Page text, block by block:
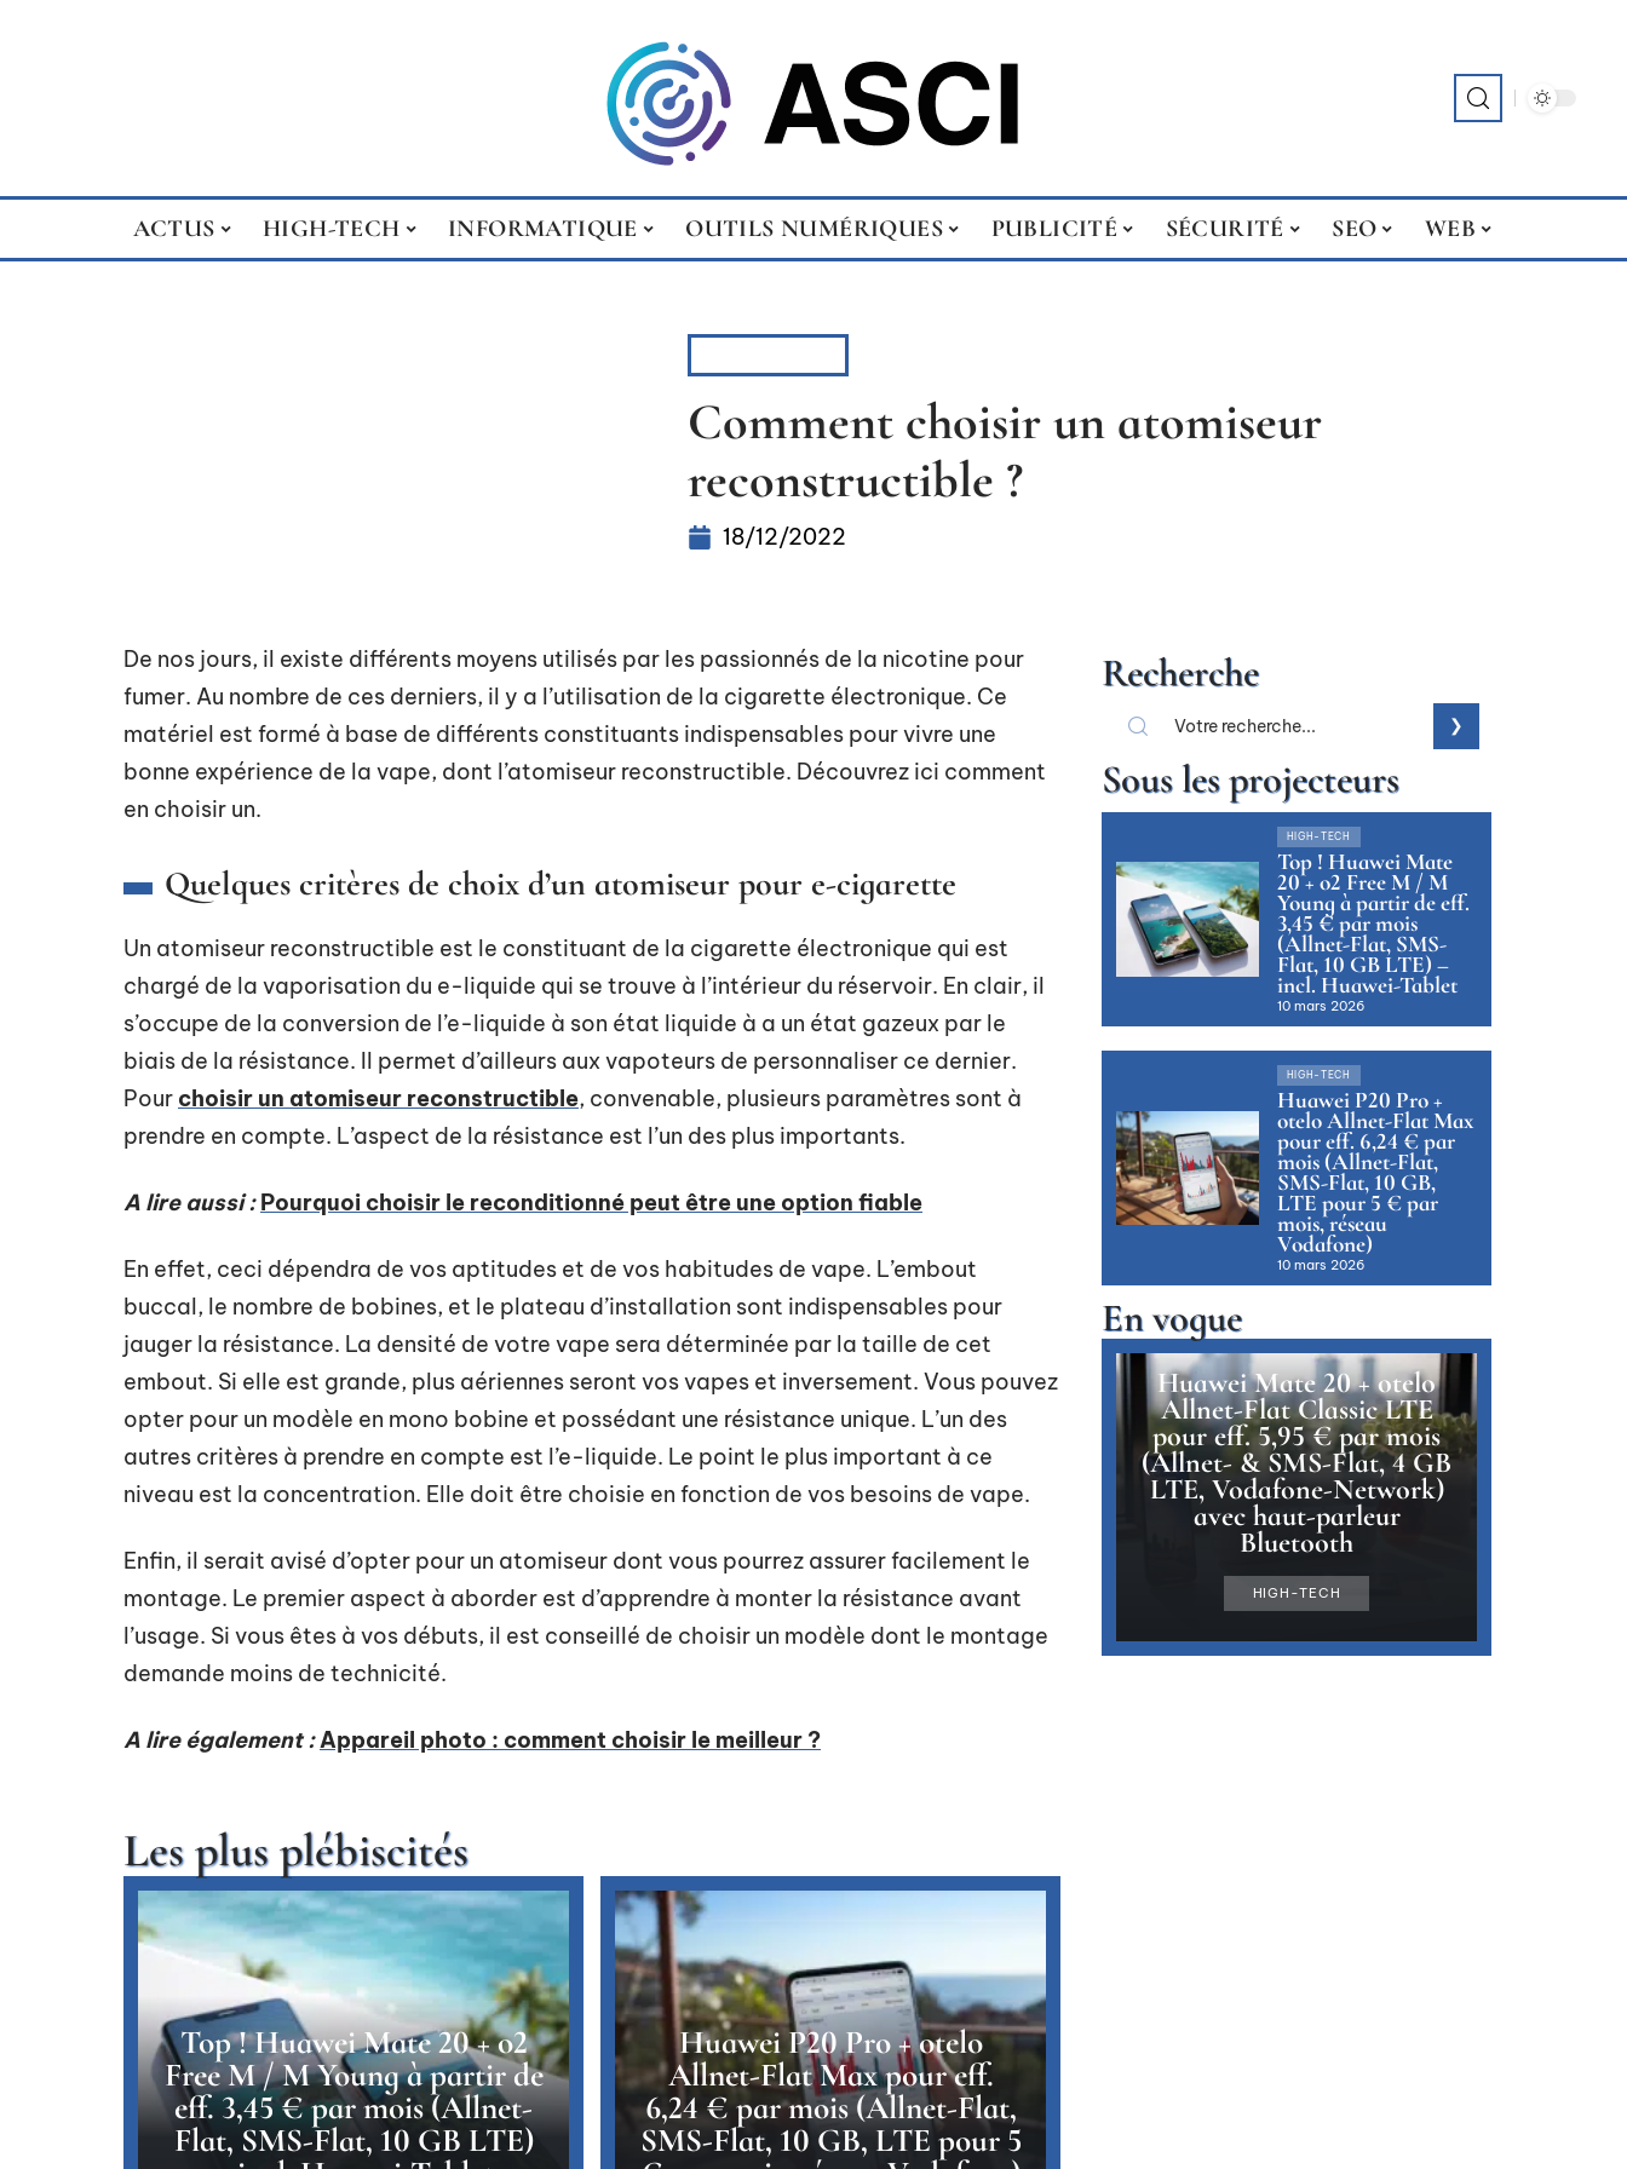
ACTUS HIGH-TECH INFORMATIQUE OUTILS NUMÉRIQUES PUBLICITÉ SÉCURITÉ SEO WEB
Comment choisir un atomiseur
reconstructible ?
18/12/2022
De nos jours, il existe différents moyens utilisés par les passionnés de la nicotine pour
fumer. Au nombre de ces derniers, il y a l’utilisation de la cigarette électronique. Ce
matériel est formé à base de différents constituants indispensables pour vivre une
bonne expérience de la vape, dont l’atomiseur reconstructible. Découvrez ici comment
en choisir un.
Quelques critères de choix d’un atomiseur pour e-cigarette
Un atomiseur reconstructible est le constituant de la cigarette électronique qui est
chargé de la vaporisation du e-liquide qui se trouve à l’intérieur du réservoir. En clair, il
s’occupe de la conversion de l’e-liquide à son état liquide à a un état gazeux par le
biais de la résistance. Il permet d’ailleurs aux vapoteurs de personnaliser ce dernier.
Pour choisir un atomiseur reconstructible, convenable, plusieurs paramètres sont à
prendre en compte. L’aspect de la résistance est l’un des plus importants.
A lire aussi : Pourquoi choisir le reconditionné peut être une option fiable
En effet, ceci dépendra de vos aptitudes et de vos habitudes de vape. L’embout
buccal, le nombre de bobines, et le plateau d’installation sont indispensables pour
jauger la résistance. La densité de votre vape sera déterminée par la taille de cet
embout. Si elle est grande, plus aériennes seront vos vapes et inversement. Vous pouvez
opter pour un modèle en mono bobine et possédant une résistance unique. L’un des
autres critères à prendre en compte est l’e-liquide. Le point le plus important à ce
niveau est la concentration. Elle doit être choisie en fonction de vos besoins de vape.
Enfin, il serait avisé d’opter pour un atomiseur dont vous pourrez assurer facilement le
montage. Le premier aspect à aborder est d’apprendre à monter la résistance avant
l’usage. Si vous êtes à vos débuts, il est conseillé de choisir un modèle dont le montage
demande moins de technicité.
A lire également :Appareil photo : comment choisir le meilleur ?
Les plus plébiscités
Top ! Huawei Mate 20 + o2
Free M / M Young à partir de
eff. 3,45 € par mois (Allnet-
Flat, SMS-Flat, 10 GB LTE)
Huawei P20 Pro + otelo
Allnet-Flat Max pour eff.
6,24 € par mois (Allnet-Flat,
SMS-Flat, 10 GB, LTE pour 5
Recherche
Sous les projecteurs
HIGH-TECH
Top ! Huawei Mate
20 + o2 Free M / M
Young à partir de eff.
3,45 € par mois
(Allnet-Flat, SMS-
Flat, 10 GB LTE) –
incl. Huawei-Tablet
10 mars 2026
HIGH-TECH
Huawei P20 Pro +
otelo Allnet-Flat Max
pour eff. 6,24 € par
mois (Allnet-Flat,
SMS-Flat, 10 GB,
LTE pour 5 € par
mois, réseau
Vodafone)
10 mars 2026
En vogue
Huawei Mate 20 + otelo
Allnet-Flat Classic LTE
pour eff. 5,95 € par mois
(Allnet- & SMS-Flat, 4 GB
LTE, Vodafone-Network)
avec haut-parleur
Bluetooth
HIGH-TECH